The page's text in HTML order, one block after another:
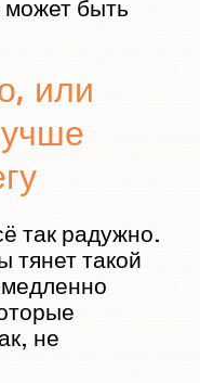
быть
или
так радужно.
тянет такой
не